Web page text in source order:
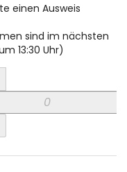
einen Ausweis
sind im nächsten
13:30 Uhr)